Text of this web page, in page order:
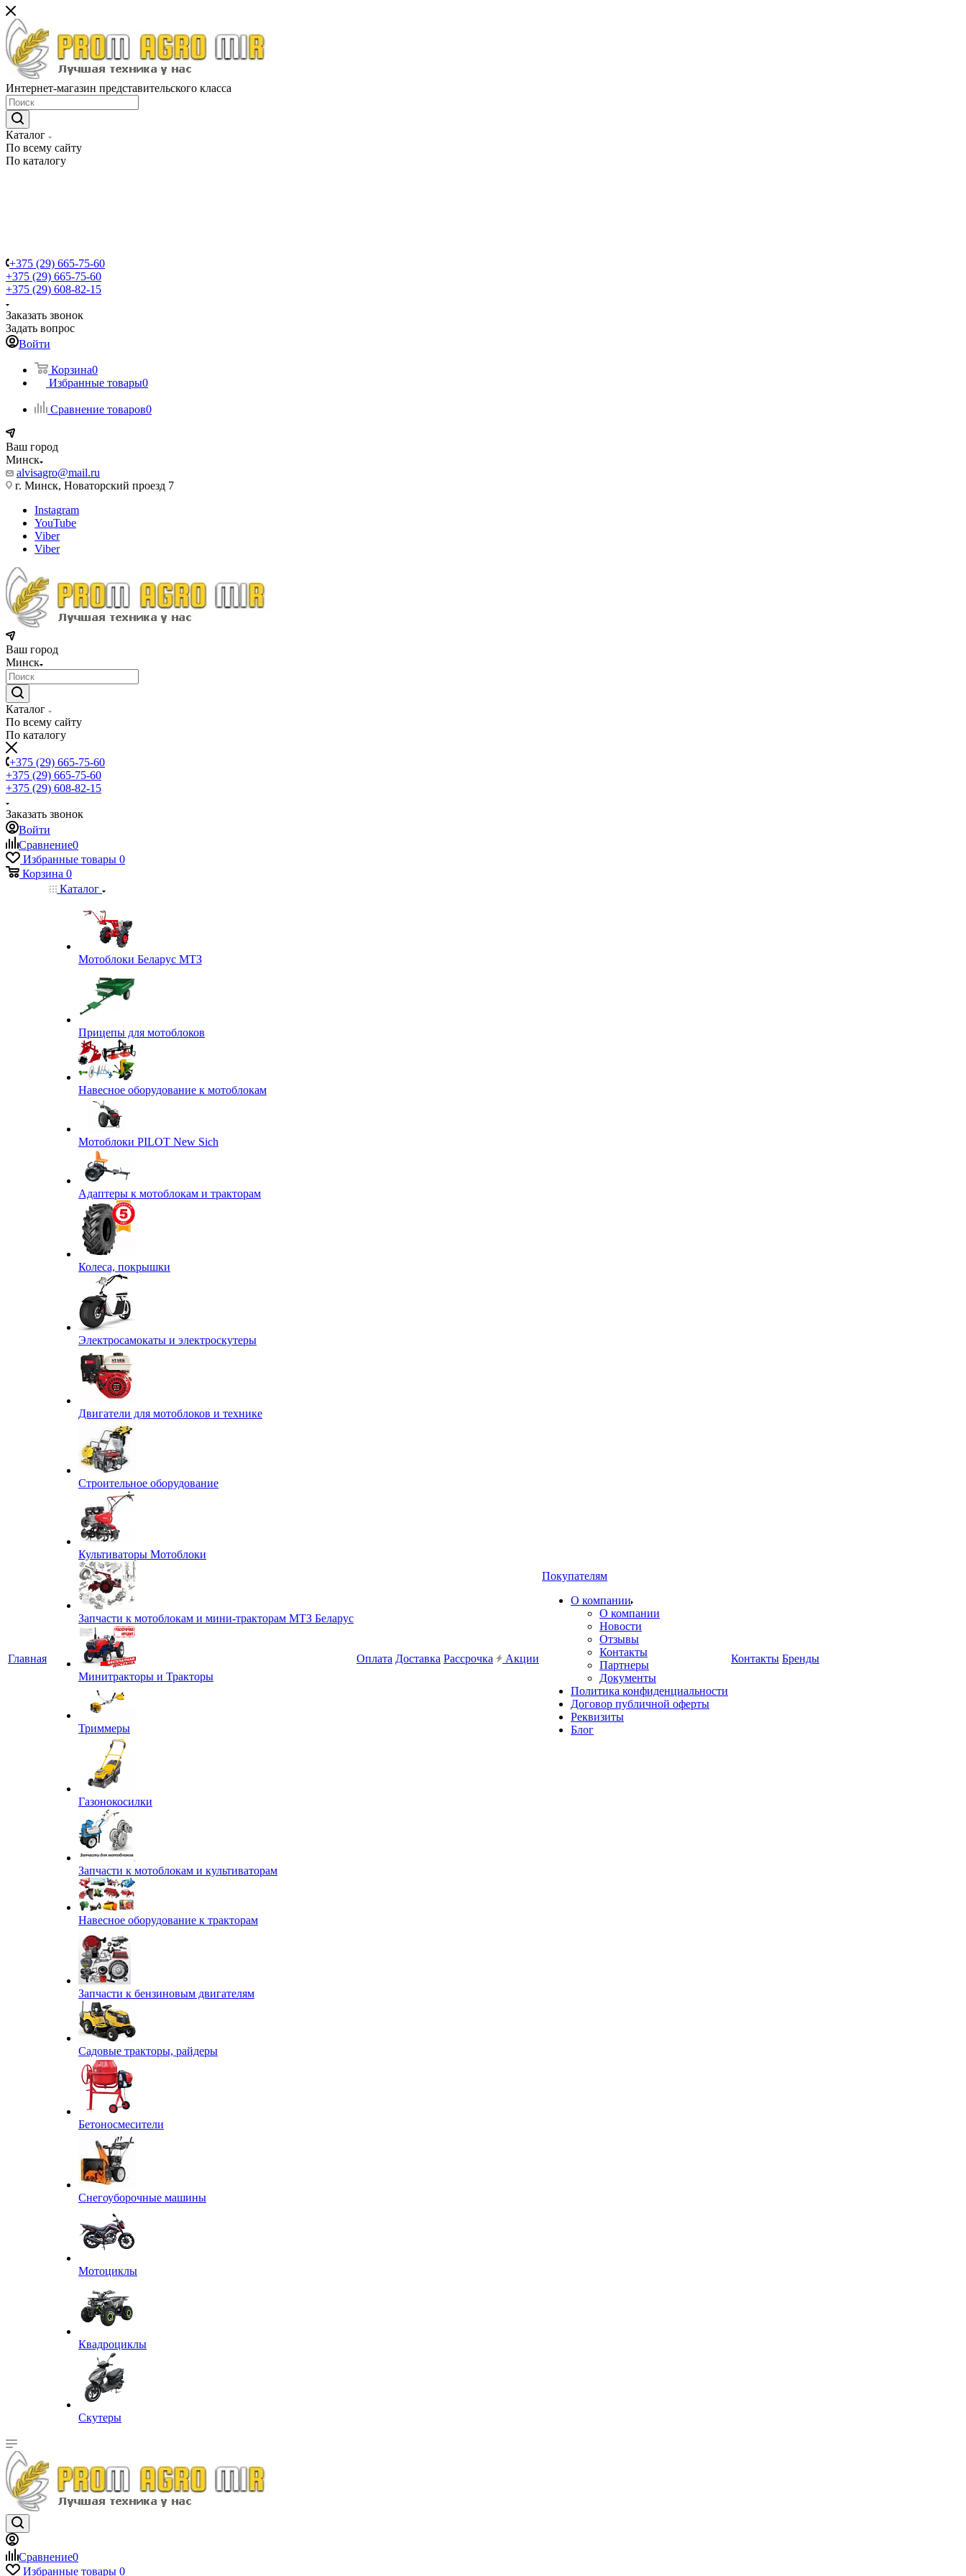
Интернет-магазин представительского класса
Каталог
По всему сайту
По каталогу
+375 (29) 665-75-60
+375 (29) 665-75-60
+375 (29) 608-82-15
Заказать звонок
Задать вопрос
Войти
Корзина0
Избранные товары0
Сравнение товаров0
Ваш город
Минск
alvisagro@mail.ru
г. Минск, Новаторский проезд 7
Instagram
YouTube
Viber
Viber
Ваш город
Минск
Каталог
По всему сайту
По каталогу
+375 (29) 665-75-60
+375 (29) 665-75-60
+375 (29) 608-82-15
Заказать звонок
Войти
Сравнение0
Избранные товары 0
Корзина 0
Главная
Каталог
Мотоблоки Беларус МТЗ
Прицепы для мотоблоков
Навесное оборудование к мотоблокам
Мотоблоки PILOT New Sich
Адаптеры к мотоблокам и тракторам
Колеса, покрышки
Электросамокаты и электроскутеры
Двигатели для мотоблоков и технике
Строительное оборудование
Культиваторы Мотоблоки
Запчасти к мотоблокам и мини-тракторам МТЗ Беларус
Минитракторы и Тракторы
Триммеры
Газонокосилки
Запчасти к мотоблокам и культиваторам
Навесное оборудование к тракторам
Запчасти к бензиновым двигателям
Садовые тракторы, райдеры
Бетоносмесители
Снегоуборочные машины
Мотоциклы
Квадроциклы
Скутеры
Оплата Доставка Рассрочка Акции
Покупателям
О компании
О компании
Новости
Отзывы
Контакты
Партнеры
Документы
Политика конфиденциальности
Договор публичной оферты
Реквизиты
Блог
Контакты Бренды
Сравнение0
Избранные товары 0